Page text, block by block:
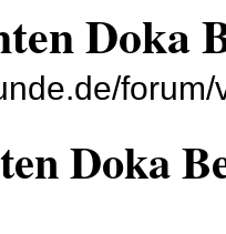
Doka
Doka